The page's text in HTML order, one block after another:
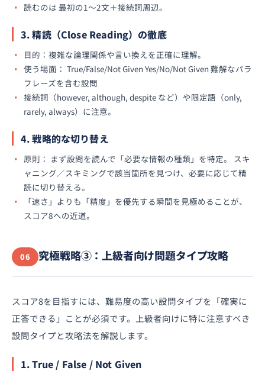
読むのは 最初の1〜2文＋接続詞周辺。
3. 精読（Close Reading）の徹底
目的：複雑な論理関係や言い換えを正確に理解。
使う場面： True/False/Not Given Yes/No/Not Given 難解なパラ
フレーズを含む設問
接続詞（however, although, despite など）や限定語（only,
rarely, always）に注意。
4. 戦略的な切り替え
原則： まず設問を読んで「必要な情報の種類」を特定。 スキ
ャニング／スキミングで該当箇所を見つけ、必要に応じて精
読に切り替える。
「速さ」よりも「精度」を優先する瞬間を見極めることが、
スコア8への近道。
06 究極戦略③：上級者向け問題タイプ攻略
スコア8を目指すには、難易度の高い設問タイプを「確実に
正答できる」ことが必須です。上級者向けに特に注意すべき
設問タイプと攻略法を解説します。
1. True / False / Not Given